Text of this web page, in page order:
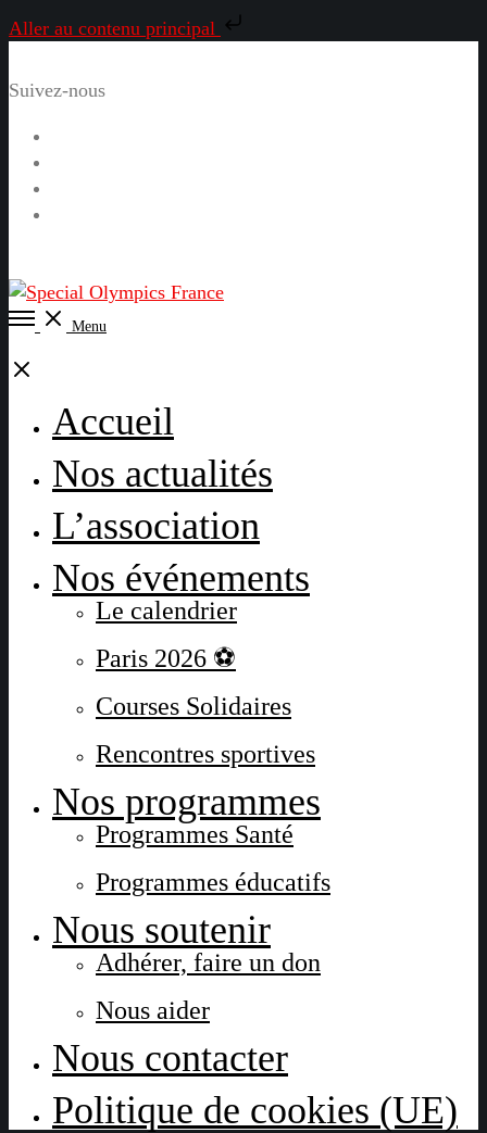
Aller au contenu principal
Suivez-nous
Open
Menu
Close
Accueil
Nos actualités
L’association
Nos événements
Le calendrier
Paris 2026 ⚽
Courses Solidaires
Rencontres sportives
Nos programmes
Programmes Santé
Programmes éducatifs
Nous soutenir
Adhérer, faire un don
Nous aider
Nous contacter
Politique de cookies (UE)